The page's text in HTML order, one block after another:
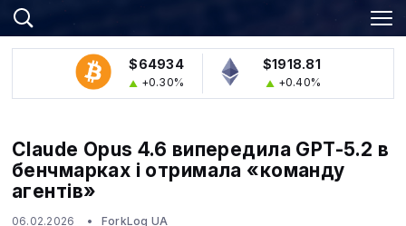
$64934
+0.30%
$1918.81
+0.40%
Claude Opus 4.6 випередила GPT-5.2 в
бенчмарках і отримала «команду
агентів»
06.02.2026 ForkLog UA